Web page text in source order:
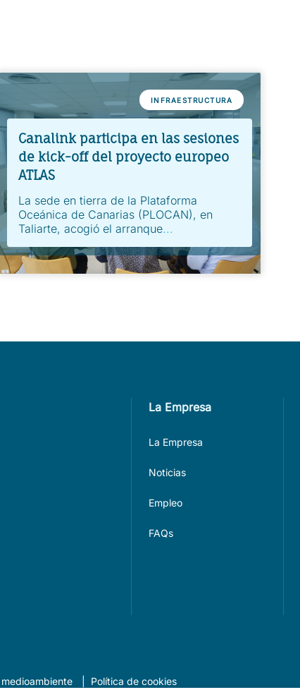
INFRAESTRUCTURA
Canalink participa en las sesiones
de kick-off del proyecto europeo
ATLAS
La sede en tierra de la Plataforma
Oceánica de Canarias (PLOCAN), en
Taliarte, acogió el arranque...
La Empresa
La Empresa
Noticias
Empleo
FAQs
Política de cookies